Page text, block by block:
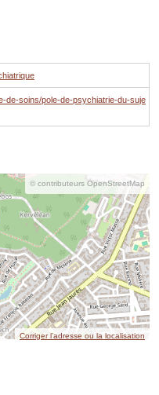
de-soins/pole-de-psychiatrie-du-suje
© contributeurs OpenStreetMap
Corriger l’adresse ou la localisation